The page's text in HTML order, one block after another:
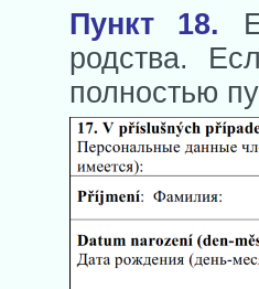
Пункт 18.
родства.
полностью